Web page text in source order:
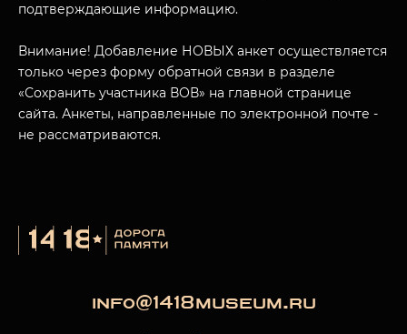
подтверждающие информацию.
Внимание! Добавление НОВЫХ анкет осуществляется
только через форму обратной связи в разделе
«Сохранить участника ВОВ» на главной странице
сайта. Анкеты, направленные по электронной почте -
не рассматриваются.
info@1418museum.ru